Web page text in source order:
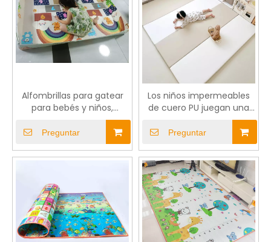
Alfombrillas para gatear
para bebés y niños,
alfombrilla de juego para
niños, piscina con valla de
Preguntar
Los niños impermeables
de cuero PU juegan una
colchoneta no tóxica y
duradera
Preguntar